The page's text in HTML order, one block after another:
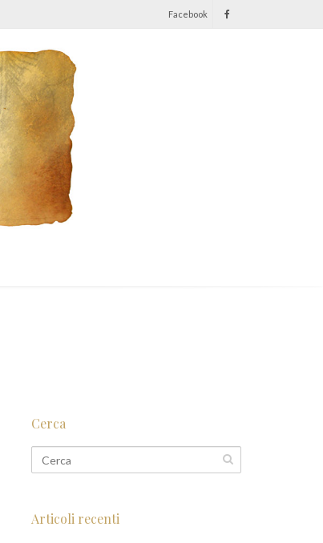
Facebook
Cerca
Articoli recenti